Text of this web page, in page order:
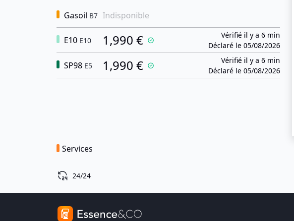
Gasoil B7 Indisponible
E10 E10 1,990 €
Vérifié il y a 6 min
Déclaré le 05/08/2026
SP98 E5 1,990 €
Vérifié il y a 6 min
Déclaré le 05/08/2026
Services
24/24